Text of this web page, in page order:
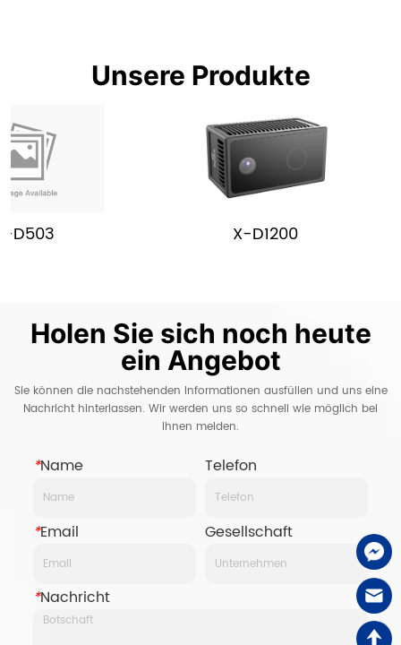
Unsere Produkte
X-D1200
Holen Sie sich noch heute
ein Angebot
Sie können die nachstehenden Informationen ausfüllen und uns eine
Nachricht hinterlassen. Wir werden uns so schnell wie möglich bei
Ihnen melden.
*Name Telefon
*Email Gesellschaft
*Nachricht